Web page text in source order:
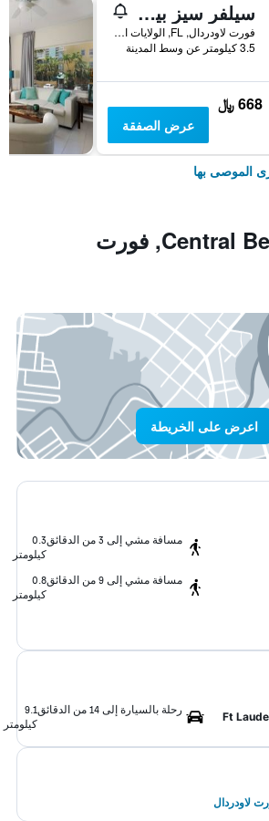
سيلفر سيز بيتش ريزورت
فورت لاودردال, FL, الولايات المتحدة الأميريكية
3.5 كيلومتر عن وسط المدينة
668 ﷼
عرض الصفقة
الموصى بها
استكشفCentral Beach, فورت
اعرض على الخريطة
مسافة مشي إلى 3 من الدقائق
0.3
كيلومتر
مسافة مشي إلى 9 من الدقائق
0.8
كيلومتر
Ft
رحلة بالسيارة إلى 14 من الدقائق
9.1
كيلومتر
لاودردال